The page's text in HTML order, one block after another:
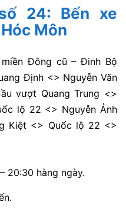
24: Bến xe
Môn
Đông cũ – Đinh Bộ
Định <> Nguyễn Văn
vượt Quang Trung <>
lộ 22 <> Nguyễn Ảnh
Kiệt <> Quốc lộ 22 <>
20:30 hàng ngày.